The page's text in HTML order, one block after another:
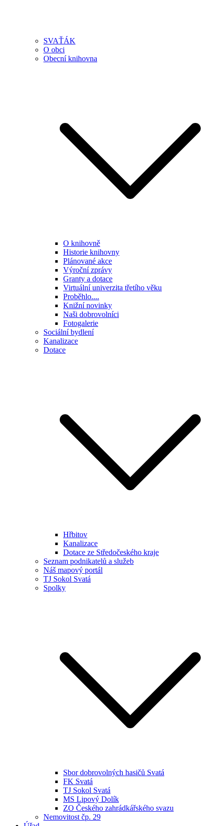
SVAŤÁK
O obci
Obecní knihovna
O knihovně
Historie knihovny
Plánované akce
Výroční zprávy
Granty a dotace
Virtuální univerzita třetího věku
Proběhlo....
Knižní novinky
Naši dobrovolníci
Fotogalerie
Sociální bydlení
Kanalizace
Dotace
Hřbitov
Kanalizace
Dotace ze Středočeského kraje
Seznam podnikatelů a služeb
Náš mapový portál
TJ Sokol Svatá
Spolky
Sbor dobrovolných hasičů Svatá
FK Svatá
TJ Sokol Svatá
MS Lipový Dolík
ZO Českého zahrádkářského svazu
Nemovitost čp. 29